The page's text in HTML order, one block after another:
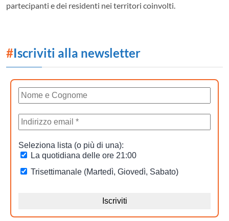
partecipanti e dei residenti nei territori coinvolti.
#Iscriviti alla newsletter